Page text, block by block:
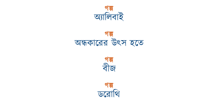
গল্প
অ্যালিবাই
গল্প
অন্ধকারের উৎস হতে
গল্প
বীজ
গল্প
ডরোথি